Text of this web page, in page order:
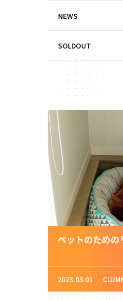
NEWS
SOLDOUT
ペットのための
2023.03.01